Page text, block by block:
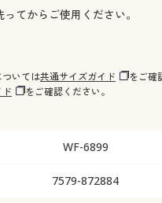
てからご使用ください。
いては共通サイズガイド
をご確
をご確認ください。
WF-6899
7579-872884